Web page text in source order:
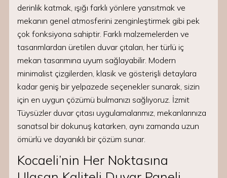
derinlik katmak, ışığı farklı yönlere yansıtmak ve
mekanın genel atmosferini zenginleştirmek gibi pek
çok fonksiyona sahiptir. Farklı malzemelerden ve
tasarımlardan üretilen duvar çıtaları, her türlü iç
mekan tasarımına uyum sağlayabilir. Modern
minimalist çizgilerden, klasik ve gösterişli detaylara
kadar geniş bir yelpazede seçenekler sunarak, sizin
için en uygun çözümü bulmanızı sağlıyoruz. İzmit
Tüysüzler duvar çıtası uygulamalarımız, mekanlarınıza
sanatsal bir dokunuş katarken, aynı zamanda uzun
ömürlü ve dayanıklı bir çözüm sunar.
Kocaeli’nin Her Noktasına